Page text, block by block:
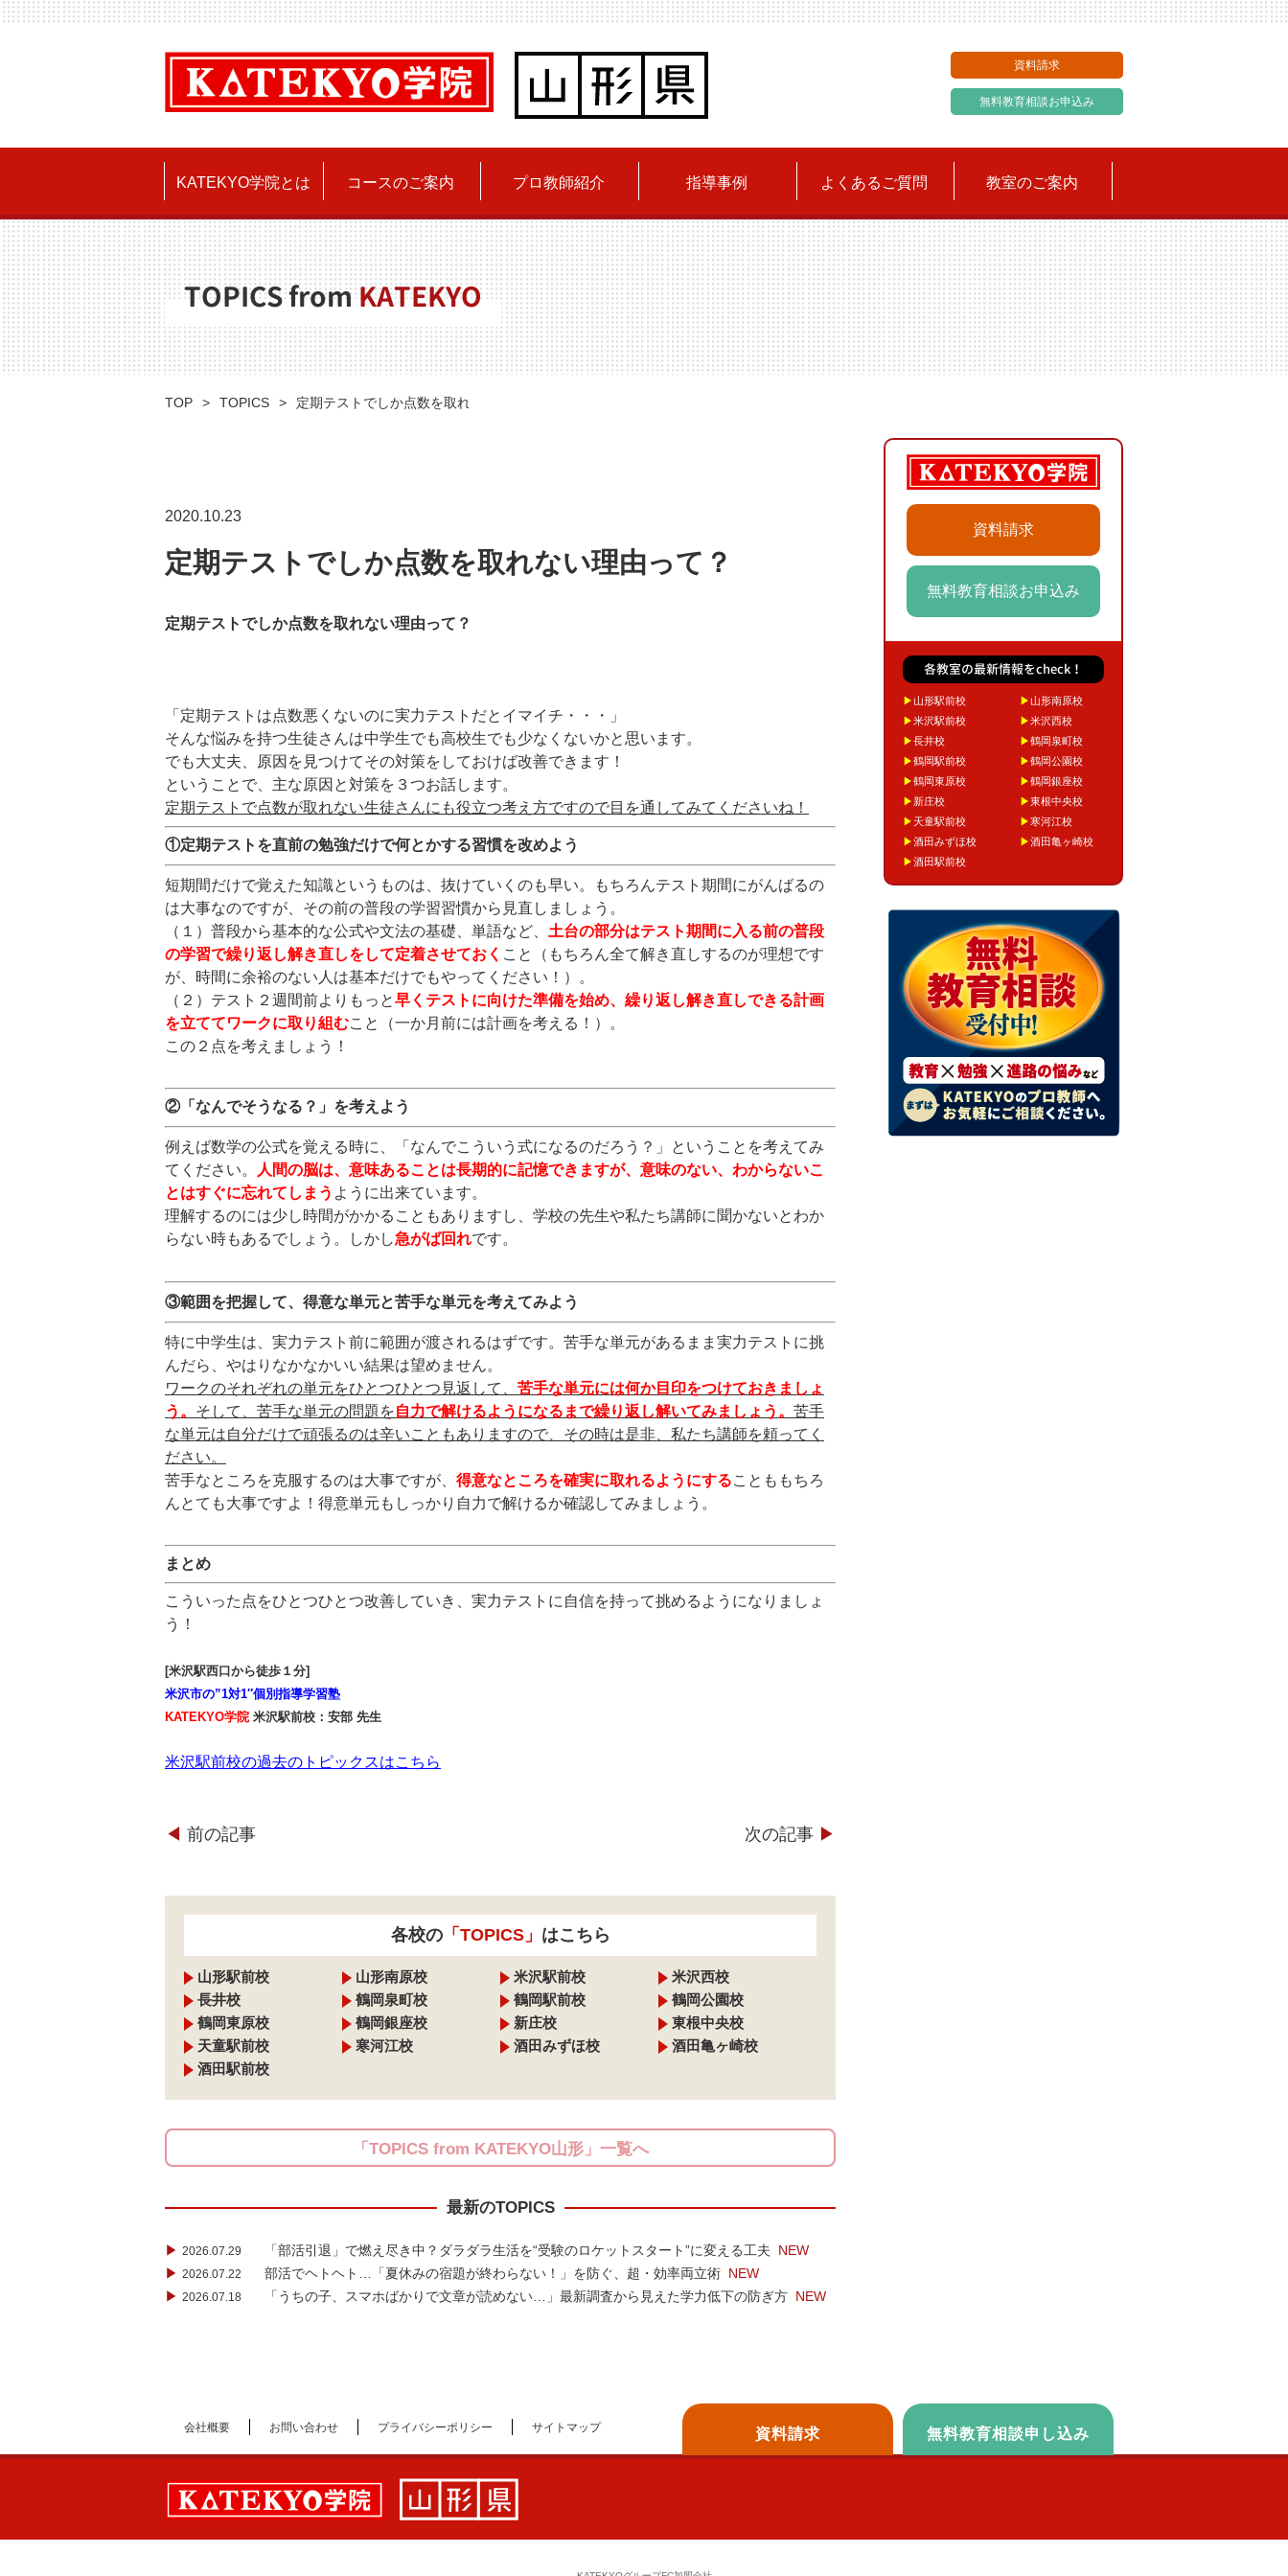
資料請求
無料教育相談お申込み
KATEKYO学院とは コースのご案内 プロ教師紹介 指導事例 よくあるご質問 教室のご案内
TOPICS fromKATEKYO
TOP TOPICS 定期テストでしか点数を取れない理由って？
2020.10.23
定期テストでしか点数を取れない理由って？
定期テストでしか点数を取れない理由って？
「定期テストは点数悪くないのに実力テストだとイマイチ・・・」
そんな悩みを持つ生徒さんは中学生でも高校生でも少なくないかと思います。
でも大丈夫、原因を見つけてその対策をしておけば改善できます！
ということで、主な原因と対策を３つお話します。
定期テストで点数が取れない生徒さんにも役立つ考え方ですので目を通してみてくださいね！
①定期テストを直前の勉強だけで何とかする習慣を改めよう
短期間だけで覚えた知識というものは、抜けていくのも早い。もちろんテスト期間にがんばるの
は大事なのですが、その前の普段の学習習慣から見直しましょう。
（１）普段から基本的な公式や文法の基礎、単語など、 土台の部分はテスト期間に入る前の普段
の学習で繰り返し解き直しをして定着させておく こと（もちろん全て解き直しするのが理想です
が、時間に余裕のない人は基本だけでもやってください！）。
（２）テスト２週間前よりもっと早くテストに向けた準備を始め、繰り返し解き直しできる計画
を立ててワークに取り組むこと（一か月前には計画を考える！）。
この２点を考えましょう！
②「なんでそうなる？」を考えよう
例えば数学の公式を覚える時に、「なんでこういう式になるのだろう？」ということを考えてみ
てください。
人間の脳は、意味あることは長期的に記憶できますが、意味のない、わからないこ
とはすぐに忘れてしまう ように出来ています。
理解するのには少し時間がかかることもありますし、学校の先生や私たち講師に聞かないとわか
らない時もあるでしょう。しかし急がば回れです。
③範囲を把握して、得意な単元と苦手な単元を考えてみよう
特に中学生は、実力テスト前に範囲が渡されるはずです。苦手な単元があるまま実力テストに挑
んだら、やはりなかなかいい結果は望めません。
ワークのそれぞれの単元をひとつひとつ見返して、 苦手な単元には何か目印をつけておきましょ
う。 そして、苦手な単元の問題を自力で解けるようになるまで繰り返し解いてみましょう。 苦手
な単元は自分だけで頑張るのは辛いこともありますので、その時は是非、私たち講師を頼ってく
ださい。
苦手なところを克服するのは大事ですが、 得意なところを確実に取れるようにすることももちろ
んとても大事ですよ！得意単元もしっかり自力で解けるか確認してみましょう。
まとめ
こういった点をひとつひとつ改善していき、実力テストに自信を持って挑めるようになりましょ
う！
[米沢駅西口から徒歩１分]
米沢市の”1対1″個別指導学習塾
KATEKYO学院 米沢駅前校：安部 先生
米沢駅前校の過去のトピックスはこちら
◀︎ 前の記事 次の記事 ▶︎
各校の「TOPICS」 はこちら
山形駅前校 山形南原校 米沢駅前校
米沢西校
長井校
鶴岡泉町校 鶴岡駅前校
鶴岡公園校
鶴岡東原校
鶴岡銀座校 新庄校
東根中央校
天童駅前校
寒河江校 酒田みずほ校
酒田亀ヶ崎校
酒田駅前校
「TOPICS from KATEKYO山形」一覧へ
最新のTOPICS
▶ 2026.07.29 「部活引退」で燃え尽き中？ダラダラ生活を“受験のロケットスタート”に変える工夫 NEW
▶ 2026.07.22 部活でヘトヘト…「夏休みの宿題が終わらない！」を防ぐ、超・効率両立術 NEW
▶ 2026.07.18 「うちの子、スマホばかりで文章が読めない…」最新調査から見えた学力低下の防ぎ方 NEW
資料請求
無料教育相談お申込み
各教室の最新情報をcheck！
▶山形駅前校 ▶山形南原校
▶米沢駅前校 ▶米沢西校
▶長井校 ▶鶴岡泉町校
▶鶴岡駅前校 ▶鶴岡公園校
▶鶴岡東原校 ▶鶴岡銀座校
▶ 新庄校 ▶東根中央校
▶ 天童駅前校 ▶寒河江校
▶酒田みずほ校 ▶酒田亀ヶ崎校
▶酒田駅前校
資料請求 無料教育相談申し込み
会社概要 お問い合わせ プライバシーポリシー サイトマップ